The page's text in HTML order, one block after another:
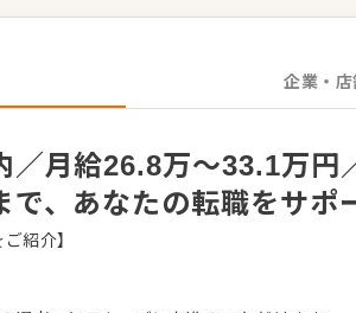
企業・店
／月給26.8万～33.1万円
で、あなたの転職をサポ
紹介】